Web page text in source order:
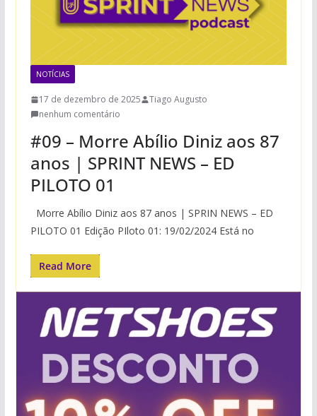
NOTÍCIAS
17 de dezembro de 2025
Tiago Augusto
nenhum comentário
#09 – Morre Abílio Diniz aos 87
anos | SPRINT NEWS – ED
PILOTO 01
Morre Abílio Diniz aos 87 anos | SPRIN NEWS – ED
PILOTO 01 Edição PIloto 01: 19/02/2024 Está no
Read More